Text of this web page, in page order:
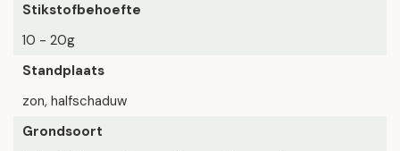
Stikstofbehoefte
10 - 20g
Standplaats
zon, halfschaduw
Grondsoort